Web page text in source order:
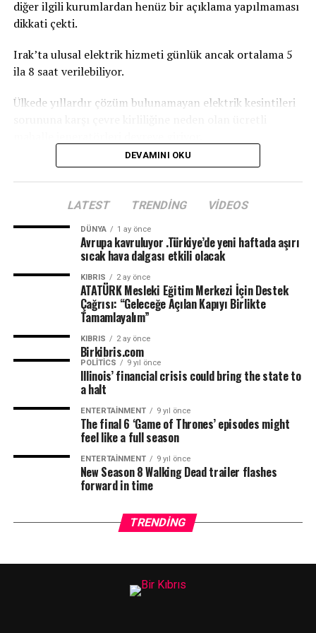
diğer ilgili kurumlardan henüz bir açıklama yapılmaması
dikkati çekti.
Irak’ta ulusal elektrik hizmeti günlük ancak ortalama 5
ila 8 saat verilebiliyor.
Ülkede yıllardır çözüm bulunamayan elektrik kesintileri
DEVAMINI OKU
LATEST TRENDING VIDEOS
DÜNYA 1 ay önce
Avrupa kavruluyor .Türkiye’de yeni haftada aşırı
sıcak hava dalgası etkili olacak
KIBRIS 2 ay önce
ATATÜRK Mesleki Eğitim Merkezi İçin Destek
Çağrısı: “Geleceğe Açılan Kapıyı Birlikte
Tamamlayalım”
KIBRIS 2 ay önce
Birkibris.com
POLITICS 9 yıl önce
Illinois’ financial crisis could bring the state to
a halt
ENTERTAINMENT 9 yıl önce
The final 6 ‘Game of Thrones’ episodes might
feel like a full season
ENTERTAINMENT 9 yıl önce
New Season 8 Walking Dead trailer flashes
forward in time
TRENDING